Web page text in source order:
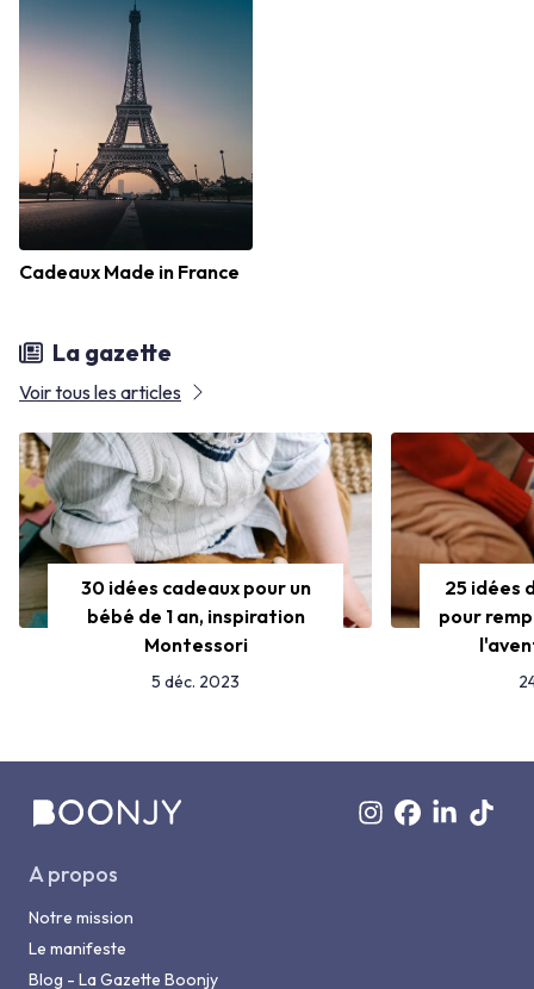
Cadeaux Made in France
La gazette
Voir tous les articles
30 idées cadeaux pour un
bébé de 1 an, inspiration
Montessori
5 déc. 2023
25 idées
pour
A propos
Notre mission
Le manifeste
Blog - La Gazette Boonjy